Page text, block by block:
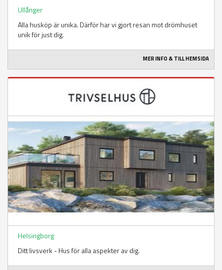
Ullånger
Alla husköp är unika. Därför har vi gjort resan mot drömhuset
unik för just dig.
MER INFO & TILL HEMSIDA
Helsingborg
Ditt livsverk - Hus för alla aspekter av dig.